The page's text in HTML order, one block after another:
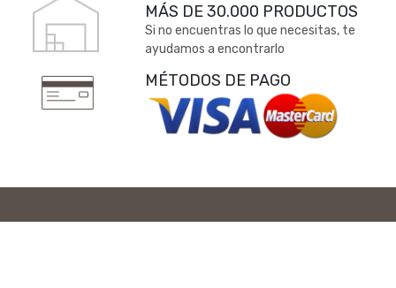
MÁS DE 30.000 PRODUCTOS
Si no encuentras lo que necesitas, te
ayudamos a encontrarlo
MÉTODOS DE PAGO